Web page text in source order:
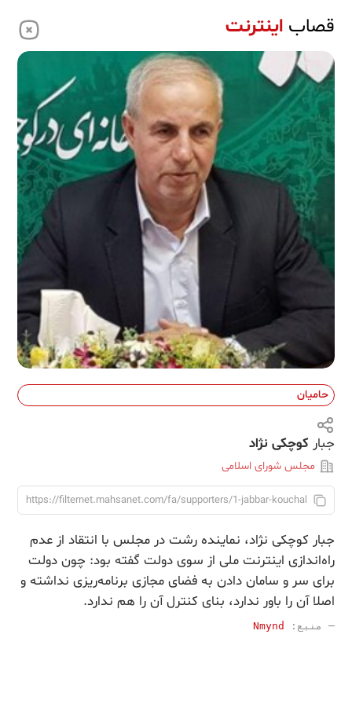
قصاب اینترنت
حامیان
جبار کوچکی نژاد
مجلس شورای اسلامی
جبار کوچکی نژاد، نماینده رشت در مجلس با انتقاد از عدم
راه‌اندازی اینترنت ملی از سوی دولت گفته بود: چون دولت
برای سر و سامان دادن به فضای مجازی برنامه‌ریزی نداشته و
اصلا آن را باور ندارد، بنای کنترل آن را هم ندارد.
─ منبع :
Nmynd